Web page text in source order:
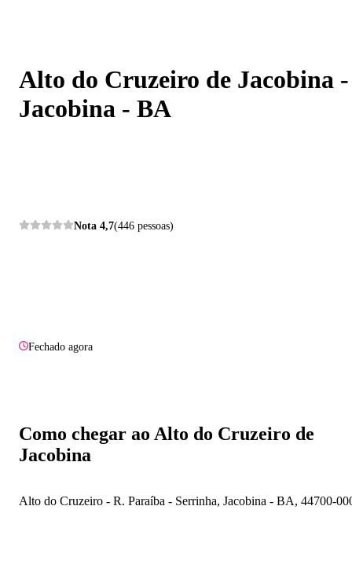
Alto do Cruzeiro de Jacobina -
Jacobina - BA
Nota 4,7(446 pessoas)
Fechado agora
Como chegar ao Alto do Cruzeiro de
Jacobina
Alto do Cruzeiro - R. Paraíba - Serrinha, Jacobina - BA, 44700-